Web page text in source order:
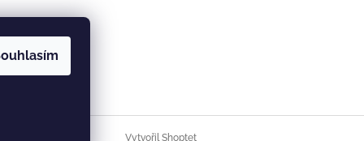
- ručně ryté (broušené) dárek pro učitele
z 5 hvězdiček.
Vytvořil Shoptet